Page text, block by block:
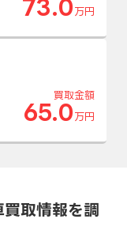
73.0 万円
買取金額
65.0 万円
取情報を調